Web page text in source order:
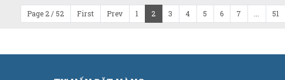
Page 2 / 52 First Prev 1 2 3 4 5 6 7 51